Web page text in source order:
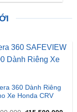
360 Dành Riêng
Xe Honda CRV